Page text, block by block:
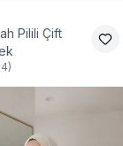
Pilili Çift
4)